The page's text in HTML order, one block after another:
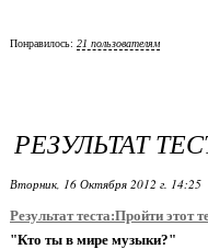
Понравилось: 21 пользователям
РЕЗУЛЬТАТ
Вторник, 16 Октября 2012 г. 14:25
Результат теста:Пройти этот
"Кто ты в мире музыки?"